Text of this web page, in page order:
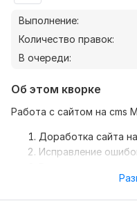
Выполнение:
Количество правок:
В очереди:
Об этом кворке
Работа с сайтом на cms
Доработка сайта
Исправление
Правки стилей CSS;
Восстановление
4
Обратился с
внесением
Всё сделано и